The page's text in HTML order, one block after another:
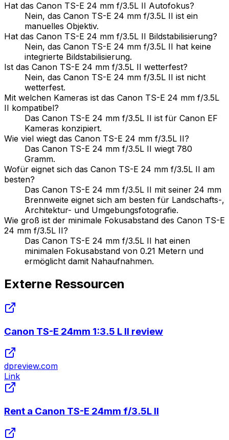
Hat das Canon TS-E 24 mm f/3.5L II Autofokus?
Nein, das Canon TS-E 24 mm f/3.5L II ist ein
manuelles Objektiv.
Hat das Canon TS-E 24 mm f/3.5L II Bildstabilisierung?
Nein, das Canon TS-E 24 mm f/3.5L II hat keine
integrierte Bildstabilisierung.
Ist das Canon TS-E 24 mm f/3.5L II wetterfest?
Nein, das Canon TS-E 24 mm f/3.5L II ist nicht
wetterfest.
Mit welchen Kameras ist das Canon TS-E 24 mm f/3.5L
II kompatibel?
Das Canon TS-E 24 mm f/3.5L II ist für Canon EF
Kameras konzipiert.
Wie viel wiegt das Canon TS-E 24 mm f/3.5L II?
Das Canon TS-E 24 mm f/3.5L II wiegt 780
Gramm.
Wofür eignet sich das Canon TS-E 24 mm f/3.5L II am
besten?
Das Canon TS-E 24 mm f/3.5L II mit seiner 24 mm
Brennweite eignet sich am besten für Landschafts-,
Architektur- und Umgebungsfotografie.
Wie groß ist der minimale Fokusabstand des Canon TS-E
24 mm f/3.5L II?
Das Canon TS-E 24 mm f/3.5L II hat einen
minimalen Fokusabstand von 0.21 Metern und
ermöglicht damit Nahaufnahmen.
Externe Ressourcen
Canon TS-E 24mm 1:3.5 L II review
dpreview.com
Link
Rent a Canon TS-E 24mm f/3.5L II